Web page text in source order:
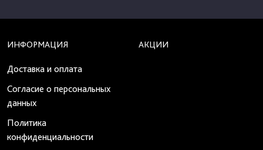
ИНФОРМАЦИЯ
Доставка и оплата
Согласие о персональных
данных
Политика
конфиденциальности
АКЦИИ